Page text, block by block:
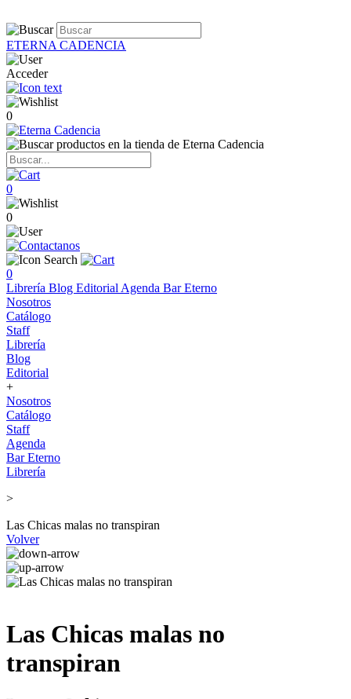
ETERNA CADENCIA
Acceder
0
0
0
0
Librería Blog Editorial Agenda Bar Eterno
Nosotros
Catálogo
Staff
Librería
Blog
Editorial
+
Nosotros
Catálogo
Staff
Agenda
Bar Eterno
Librería
>
Las Chicas malas no transpiran
Volver
Las Chicas malas no
transpiran